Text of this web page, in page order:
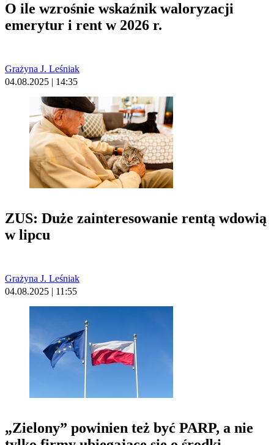
O ile wzrośnie wskaźnik waloryzacji
emerytur i rent w 2026 r.
Grażyna J. Leśniak
04.08.2025 | 14:35
ZUS: Duże zainteresowanie rentą wdowią
w lipcu
Grażyna J. Leśniak
04.08.2025 | 11:55
„Zielony” powinien też być PARP, a nie